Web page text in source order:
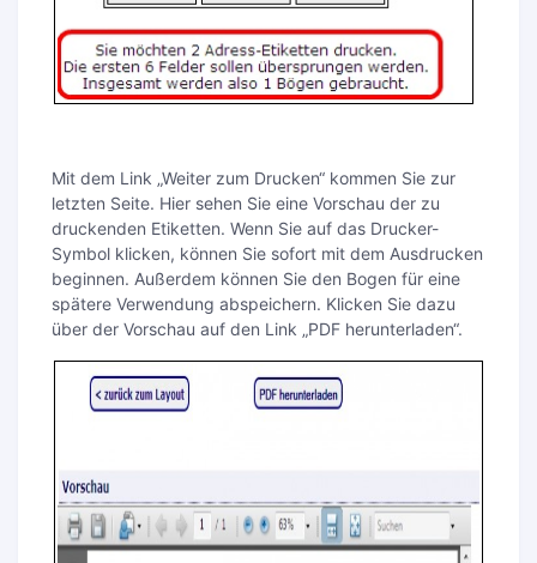
Mit dem Link „Weiter zum Drucken“ kommen Sie zur
letzten Seite. Hier sehen Sie eine Vorschau der zu
druckenden Etiketten. Wenn Sie auf das Drucker-
Symbol klicken, können Sie sofort mit dem Ausdrucken
beginnen. Außerdem können Sie den Bogen für eine
spätere Verwendung abspeichern. Klicken Sie dazu
über der Vorschau auf den Link „PDF herunterladen“.